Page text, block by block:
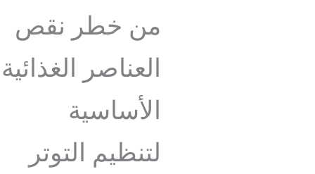
من خطر نقص
العناصر الغذائية
الأساسية
لتنظيم التوتر